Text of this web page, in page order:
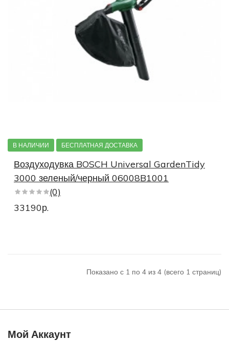
В НАЛИЧИИ БЕСПЛАТНАЯ ДОСТАВКА
Воздуходувка BOSCH Universal GardenTidy
3000 зеленый/черный 06008B1001
(0)
33190р.
Показано с 1 по 4 из 4 (всего 1 страниц)
Мой Аккаунт